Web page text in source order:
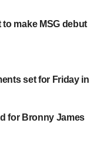
make MSG debut
set for Friday in
for Bronny James